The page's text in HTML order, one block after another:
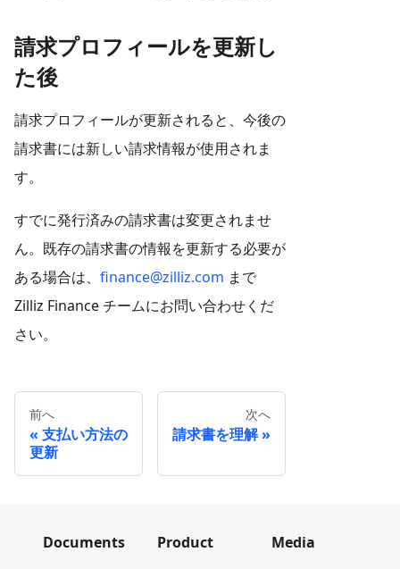
請求プロフィールを更新し
た後
請求プロフィールが更新されると、今後の
請求書には新しい請求情報が使用されま
す。
すでに発行済みの請求書は変更されませ
ん。既存の請求書の情報を更新する必要が
ある場合は、 finance@zilliz.com まで
Zilliz Finance チームにお問い合わせくだ
さい。
前へ
支払い方法の
更新
次へ
請求書を理解
Documents
Product
Media